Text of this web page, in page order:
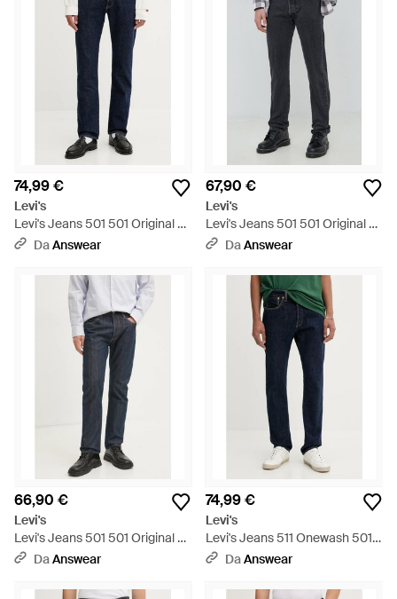
74,99 €
Levi's
Levi's Jeans 501 501 Original Fit
- BluDaAnswear
67,90 €
Levi's
Levi's Jeans 501 501 Original Fit
- Nero
DaAnswear
66,90 €
Levi's
Levi's Jeans 501 501 Original Fit
- BluDaAnswear
74,99 €
Levi's
Levi's Jeans 511 Onewash 501
Original Fit - Blu
DaAnswear